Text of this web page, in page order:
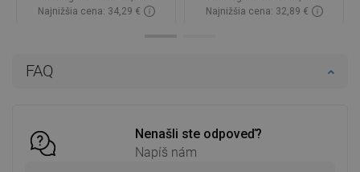
FAQ
Nenašli ste odpoveď?
Napíš nám
Najnižšia cena: 34,29 €
Najnižšia cena: 32,89 €